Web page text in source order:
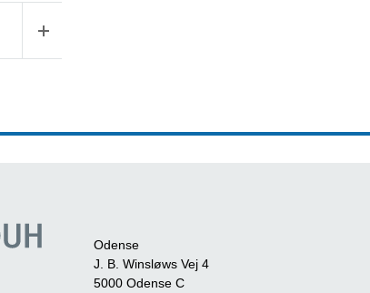
Odense
J. B. Winsløws Vej 4
5000 Odense C